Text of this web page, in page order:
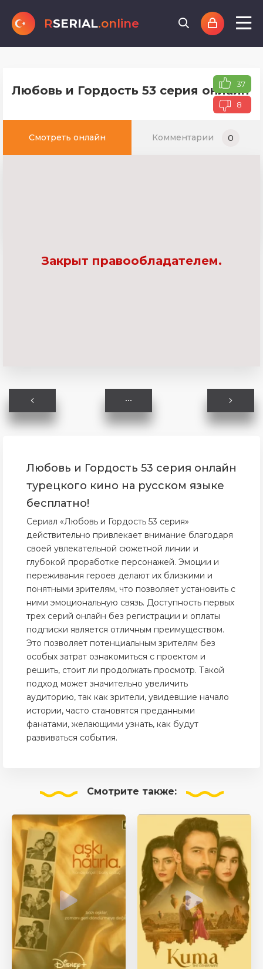
RSERIAL.online
Любовь и Гордость 53 серия онлайн
37
8
Смотреть онлайн Комментарии 0
Закрыт правообладателем.
Любовь и Гордость 53 серия онлайн
турецкого кино на русском языке
бесплатно!
Сериал «Любовь и Гордость 53 серия»
действительно привлекает внимание благодаря
своей увлекательной сюжетной линии и
глубокой проработке персонажей. Эмоции и
переживания героев делают их близкими и
понятными зрителям, что позволяет установить с
ними эмоциональную связь. Доступность первых
трех серий онлайн без регистрации и оплаты
подписки является отличным преимуществом.
Это позволяет потенциальным зрителям без
особых затрат ознакомиться с проектом и
решить, стоит ли продолжать просмотр. Такой
подход может значительно увеличить
аудиторию, так как зрители, увидевшие начало
истории, часто становятся преданными
фанатами, желающими узнать, как будут
развиваться события.
Смотрите также: